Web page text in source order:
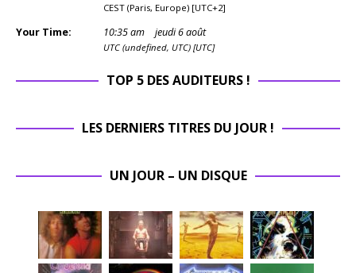
CEST (Paris, Europe) [UTC+2]
Your Time: 10:35am jeudi 6 août
UTC (undefined, UTC) [UTC]
TOP 5 DES AUDITEURS !
LES DERNIERS TITRES DU JOUR !
UN JOUR – UN DISQUE